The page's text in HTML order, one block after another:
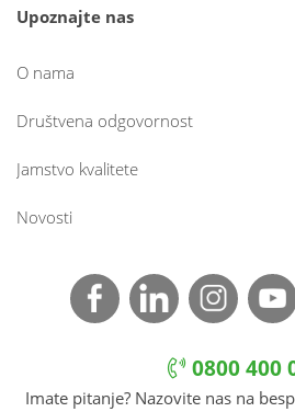
Upoznajte nas
O nama
Društvena odgovornost
Jamstvo kvalitete
Novosti
0800 400
Imate pitanje? Nazovite nas na